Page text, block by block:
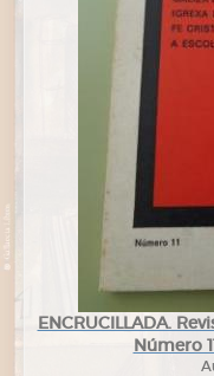
ENCRUCILLADA.
Número